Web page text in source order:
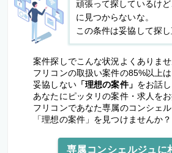
頑張って探しているけ
に見つからないな。
この条件は妥協して探し
案件探しでこんな状況よくありま
フリコンの取扱い案件の85%以上は
妥協しない「理想の案件」 をお話
あなたにピッタリの案件・求人をお
フリコンであなた専属のコンシェ
「理想の案件」を見つけませんか？
専属コンシェルジュに